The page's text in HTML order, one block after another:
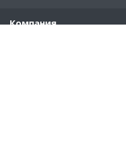
Компания